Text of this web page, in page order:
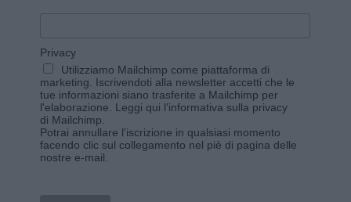
Privacy
Utilizziamo Mailchimp come piattaforma di
marketing. Iscrivendoti alla newsletter accetti che le
tue informazioni siano trasferite a Mailchimp per
l'elaborazione. Leggi qui l'informativa sulla privacy
di Mailchimp.
Potrai annullare l'iscrizione in qualsiasi momento
facendo clic sul collegamento nel piè di pagina delle
nostre e-mail.